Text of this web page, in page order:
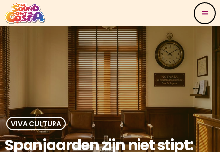
menu
VIVA CULTURA
Spanjaarden zijn niet stipt: